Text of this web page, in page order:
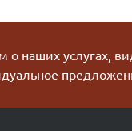
о наших услугах,